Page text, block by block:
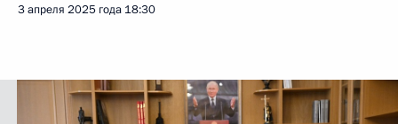
3 апреля 2025 года 18:30